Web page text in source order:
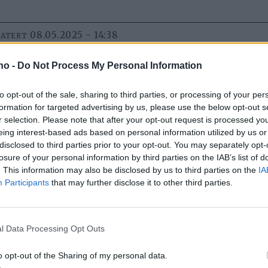
- Do Not Process My Personal Information
opt-out of the sale, sharing to third parties, or processing of your
for targeted advertising by us, please use the below opt-out
selection. Please note that after your opt-out request is processed
interest-based ads based on personal information utilized by us
to third parties prior to your opt-out. You may separately
of your personal information by third parties on the IAB’s list of
This information may also be disclosed by us to third parties on the
Participants that may further disclose it to other third parties.
Data Processing Opt Outs
opt-out of the Sharing of my personal data.
08.05.2025 - 14:38
saken må du være abonnent
Logg inn her
og vi har følgende tilbud. Sealle abonnementer her .
1 måned
170,- 1800,-